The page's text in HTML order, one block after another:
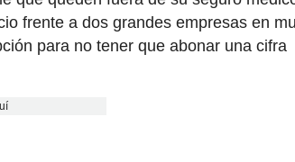
frente a dos grandes empresas en
para no tener que abonar una cifra